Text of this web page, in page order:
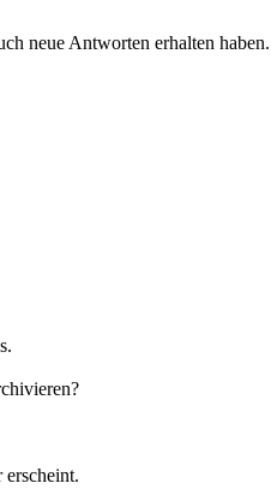
neue Antworten erhalten haben.